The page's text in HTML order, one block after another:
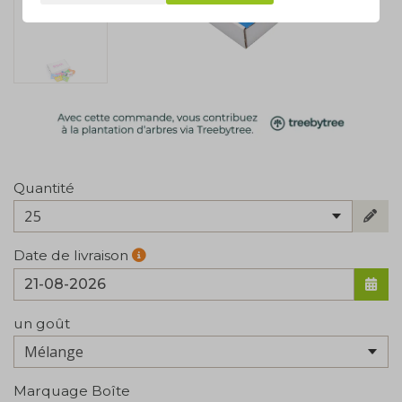
Quantité
25
Date de livraison
un goût
Marquage Boîte